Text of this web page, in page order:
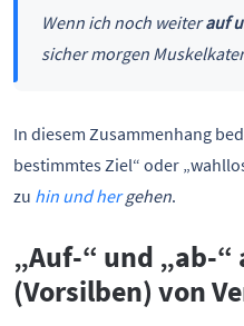
Wenn ich noch weiterauf
sicher morgen
In diesem Zusammenhang
bestimmtes Ziel“ oder
zu hin und hergehen.
„Auf-“ und „ab-“
(Vorsilben) von